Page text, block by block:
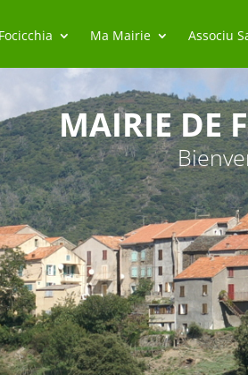
Ma Mairie Associu
MAIRIE DE